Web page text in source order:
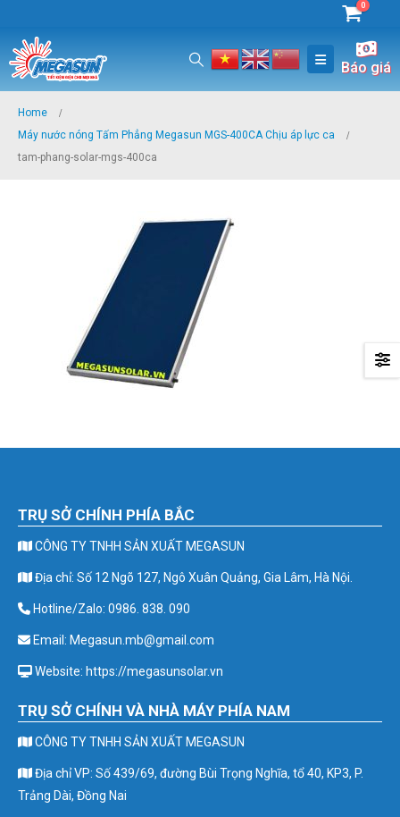
0
Báo giá
Home
Máy nước nóng Tấm Phẳng Megasun MGS-400CA Chịu áp lực ca
tam-phang-solar-mgs-400ca
TRỤ SỞ CHÍNH PHÍA BẮC
CÔNG TY TNHH SẢN XUẤT MEGASUN
Địa chỉ: Số 12 Ngõ 127, Ngô Xuân Quảng, Gia Lâm, Hà Nội.
Hotline/Zalo: 0986. 838. 090
Email: Megasun.mb@gmail.com
Website: https://megasunsolar.vn
TRỤ SỞ CHÍNH VÀ NHÀ MÁY PHÍA NAM
CÔNG TY TNHH SẢN XUẤT MEGASUN
Địa chỉ VP: Số 439/69, đường Bùi Trọng Nghĩa, tổ 40, KP3, P.
Trảng Dài, Đồng Nai